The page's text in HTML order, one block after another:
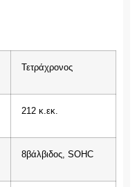
Τετράχρονος
212 κ.εκ.
8βάλβιδος, SOHC